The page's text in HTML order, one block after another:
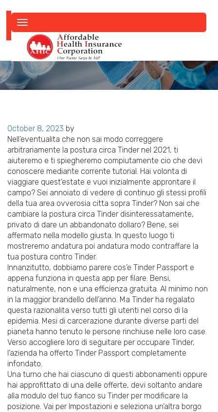
navigation
Posted
on
October 8, 2023 by
Nell’eventualita che non sai modo correggere
arbitrariamente la postura circa Tinder nel 2021, ti
aiuteremo e ti spiegheremo compiutamente cio che devi
conoscere mediante corrente tutorial. Hai volonta di
viaggiare quest’estate e vuoi inizialmente approntare il
campo? Sei annoiato di vedere di continuo gli stessi profili
della tua area ovverosia citta sopra Tinder? Non sai che
cambiare la postura circa Tinder disinteressatamente,
privato di dare un abbandonato dollaro? Bene, sei
affermato nella modello giusta. In questo luogo ti
mostreremo andatura poi andatura modo contraffare la
tua postura contro Tinder.
Innanzitutto, dobbiamo parere cos’e Tinder Passport e
appena funziona in questa app per filare. Bensi,
naturalmente, non e una efficienza gratuita. Al minimo non
in la maggior brandello dell’anno. Ma Tinder ha regalato
questa razionalita verso tutti gli utenti nel corso di la
epidemia. Mesi di carcerazione durante diverse parti del
pianeta hanno tenuto le persone rinchiuse nelle loro case.
Verso accogliere loro di seguitare per occupare Tinder,
l’azienda ha offerto Tinder Passport completamente
infondato.
Una turno che hai ciascuno di questi abbonamenti oppure
hai approfittato di una delle offerte, devi soltanto andare
alla modulo del tuo fianco su Tinder per modificare la
posizione. Vai per Impostazioni e seleziona un’altra borgo